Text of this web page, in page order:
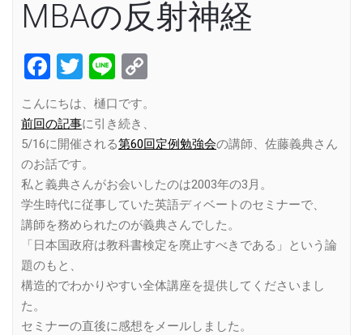
MBAの反射神経
Facebook
Twitter
Line
こんにちは、樋口です。
前回の記事に引き続き、
5/16に開催される第60回定例勉強会の講師、佐藤義典さん
のお話です。
私と義典さんがお会いしたのは2003年の3月。
学生時代に従事していた英語ディベートのセミナーで、
講師を務められたのが義典さんでした。
「日本国政府は教科書検定を廃止すべきである」という論
題のもと、
構造的でわかりやすい全体講座を提供してくださいまし
た。
セミナーの直後に感想をメールしました。